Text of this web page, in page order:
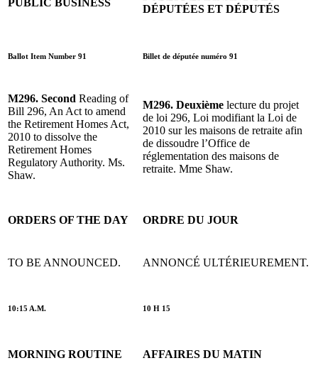
DÉPUTÉES ET DÉPUTÉS
Ballot Item Number 91 Billet de députée numéro 91
M296. Second Reading of
Bill 296, An Act to amend
the Retirement Homes Act,
2010 to dissolve the
Retirement Homes
Regulatory Authority. Ms.
Shaw.
M296. Deuxième lecture du projet
de loi 296, Loi modifiant la Loi de
2010 sur les maisons de retraite afin
de dissoudre l’Office de
réglementation des maisons de
retraite. Mme Shaw.
ORDERS OF THE DAY ORDRE DU JOUR
TO BE ANNOUNCED. ANNONCÉ ULTÉRIEUREMENT.
10:15 A.M. 10 H 15
MORNING ROUTINE AFFAIRES DU MATIN